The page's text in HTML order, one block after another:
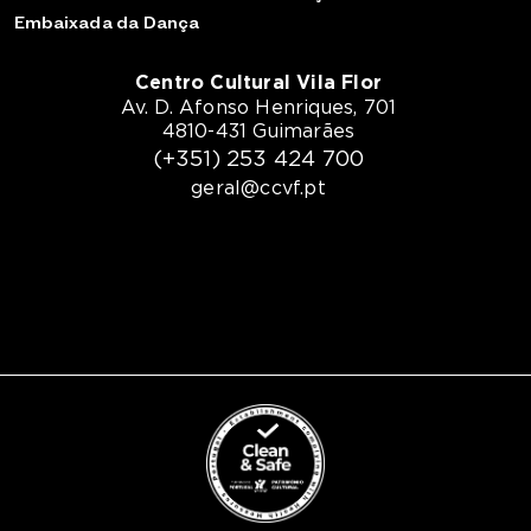
Embaixada da Dança
Centro Cultural Vila Flor
Av. D. Afonso Henriques, 701
4810-431 Guimarães
(+351) 253 424 700
geral@ccvf.pt